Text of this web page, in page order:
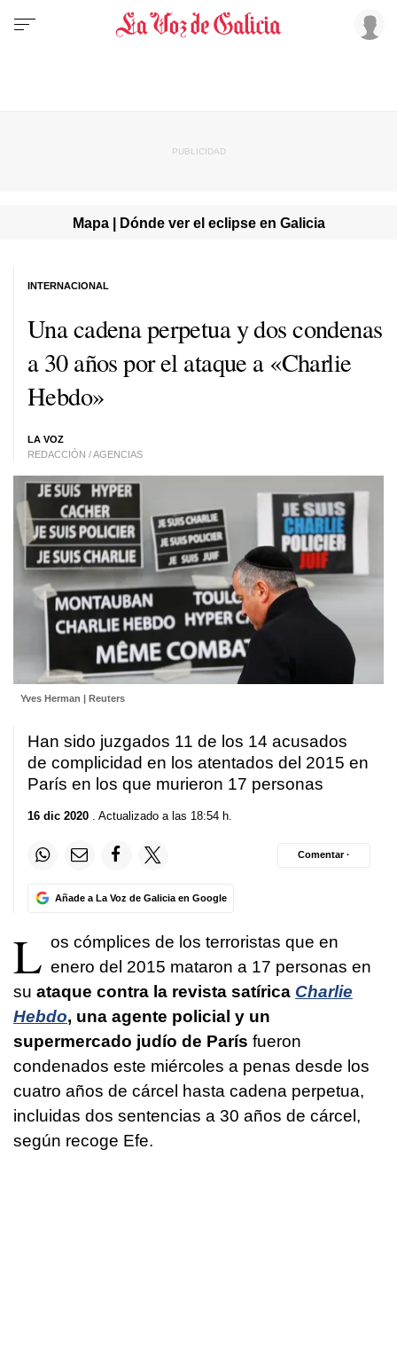
Mapa | Dónde ver el eclipse en Galicia
Una cadena perpetua y dos condenas
a 30 años por el ataque a «Charlie
Hebdo»
LA VOZ
REDACCIÓN / AGENCIAS
INTERNACIONAL
Yves Herman | Reuters
Han sido juzgados 11 de los 14 acusados
de complicidad en los atentados del 2015 en
París en los que murieron 17 personas
16 dic 2020 . Actualizado a las 18:54 h.
Añade a La Voz de Galicia en Google
Comentar ·
L os cómplices de los terroristas que en
enero del 2015 mataron a 17 personas en
su ataque contra la revista satírica Charlie
Hebdo, una agente policial y un
supermercado judío de París fueron
condenados este miércoles a penas desde los
cuatro años de cárcel hasta cadena perpetua,
incluidas dos sentencias a 30 años de cárcel,
según recoge Efe.